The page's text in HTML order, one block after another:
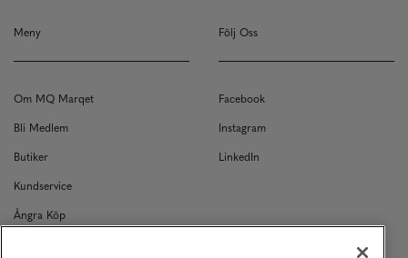
Meny
Om MQ Marqet
Bli Medlem
Butiker
Kundservice
Ångra Köp
Följ Oss
Facebook
Instagram
LinkedIn